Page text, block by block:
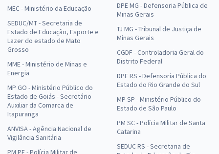
MEC - Ministério da Educação
SEDUC/MT - Secretaria de
Estado de Educação, Esporte e
Lazer do estado de Mato
Grosso
MME - Ministério de Minas e
Energia
MP GO - Ministério Público do
Estado de Goiás - Secretário
Auxiliar da Comarca de
Itapuranga
ANVISA - Agência Nacional de
Vigilância Sanitária
PM PE - Polícia Militar de
DPE MG - Defensoria Pública de
Minas Gerais
TJ MG - Tribunal de Justiça de
Minas Gerais
CGDF - Controladoria Geral do
Distrito Federal
DPE RS - Defensoria Pública do
Estado do Rio Grande do Sul
MP SP - Ministério Público do
Estado de São Paulo
PM SC - Polícia Militar de Santa
Catarina
SEDUC RS - Secretaria de